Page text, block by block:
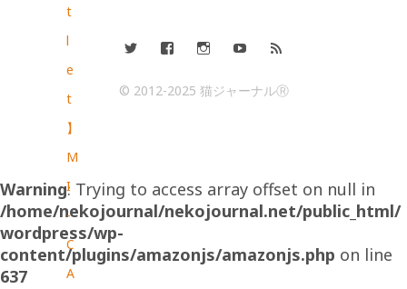
t
l
e
t
】
M
I
-
C
A
© 2012-2025 猫ジャーナルⓇ
Warning: Trying to access array offset on null in
/home/nekojournal/nekojournal.net/public_html/
wordpress/wp-
content/plugins/amazonjs/amazonjs.php on line
637